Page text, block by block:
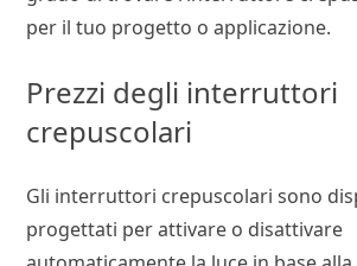
per il tuo progetto o applicazione.
Prezzi degli interruttori
crepuscolari
Gli interruttori crepuscolari sono
progettati per attivare o disattivare